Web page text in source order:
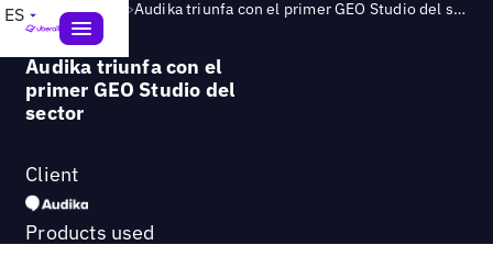
ES Success Story > Audika triunfa con el primer GEO Studio del sector
Audika triunfa con el
primer GEO Studio del
sector
Client
Products used